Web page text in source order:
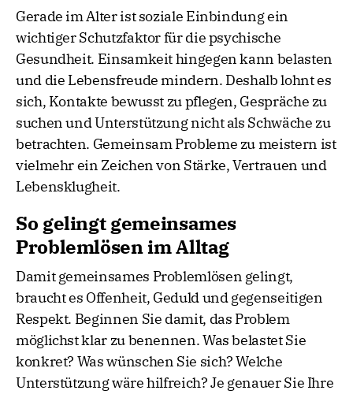
Gerade im Alter ist soziale Einbindung ein
wichtiger Schutzfaktor für die psychische
Gesundheit. Einsamkeit hingegen kann belasten
und die Lebensfreude mindern. Deshalb lohnt es
sich, Kontakte bewusst zu pflegen, Gespräche zu
suchen und Unterstützung nicht als Schwäche zu
betrachten. Gemeinsam Probleme zu meistern ist
vielmehr ein Zeichen von Stärke, Vertrauen und
Lebensklugheit.
So gelingt gemeinsames
Problemlösen im Alltag
Damit gemeinsames Problemlösen gelingt,
braucht es Offenheit, Geduld und gegenseitigen
Respekt. Beginnen Sie damit, das Problem
möglichst klar zu benennen. Was belastet Sie
konkret? Was wünschen Sie sich? Welche
Unterstützung wäre hilfreich? Je genauer Sie Ihre